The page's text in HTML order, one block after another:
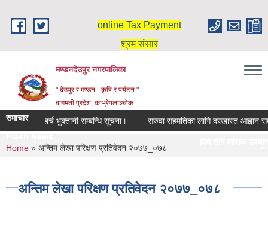
online Tax Payment
श्रम संसार
मण्डनदेउपुर नगरपालिका
" देउपुर र मण्डन - कृषि र पर्यटन "
बागमती प्रदेश, काभ्रेपलाञ्चोक
समाचारउपचार खर्च भुक्तानी सम्बन्धि सूचना।
सरुवा सहमतिका लागि दरखास्त आह्वान
You are here
Home » अन्तिम लेखा परिक्षण प्रतिवेदन २०७७_०७८
अन्तिम लेखा परिक्षण प्रतिवेदन २०७७_०७८